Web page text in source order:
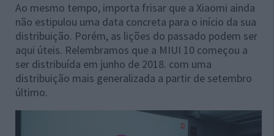
Ao mesmo tempo, importa frisar que a Xiaomi ainda
não estipulou uma data concreta para o início da sua
distribuição. Porém, as lições do passado podem ser
aqui úteis. Relembramos que a MIUI 10 começou a
ser distribuída em junho de 2018. com uma
distribuição mais generalizada a partir de setembro
último.